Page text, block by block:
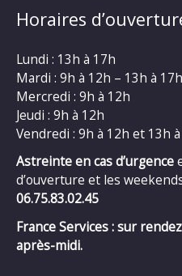
Horaires
Lundi : 13h à 17h
Mardi : 9h à 12h – 13h à 17h
Mercredi : 9h à 12h
Jeudi : 9h à 12h
Vendredi : 9h à 12h et 13h
Astreinte en cas d’urgence
d’ouverture et les
06.75.83.02.45
France Services : sur
après-midi.